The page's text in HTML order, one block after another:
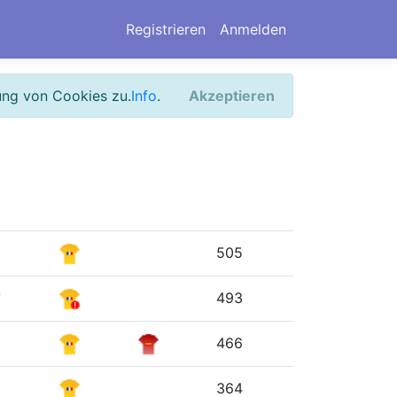
Registrieren Anmelden
von Cookies zu.Info. Akzeptieren
505
493
466
364